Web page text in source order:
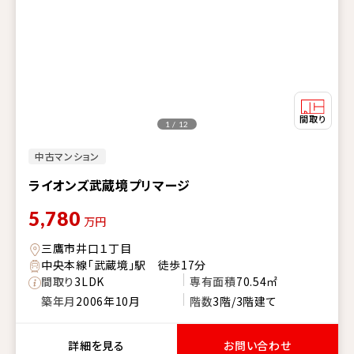
中古マンション
ライオンズ武蔵境プリマージ
1 / 12
5,780 万円
三鷹市井口１丁目
中央本線「武蔵境」駅 徒歩17分
間取り3LDK 専有面積70.54㎡
築年月 2006年10月 階数3階/3階建て
詳細を見る お問い合わせ